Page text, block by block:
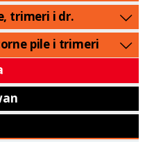
trimeri i dr.
pile i trimeri